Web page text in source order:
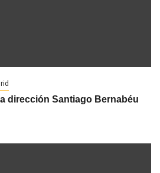
dirección Santiago Bernabéu